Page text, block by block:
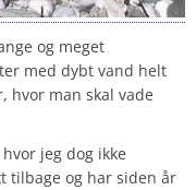
og meget
med dybt vand helt
hvor man skal vade
jeg dog ikke
tilbage og har siden år